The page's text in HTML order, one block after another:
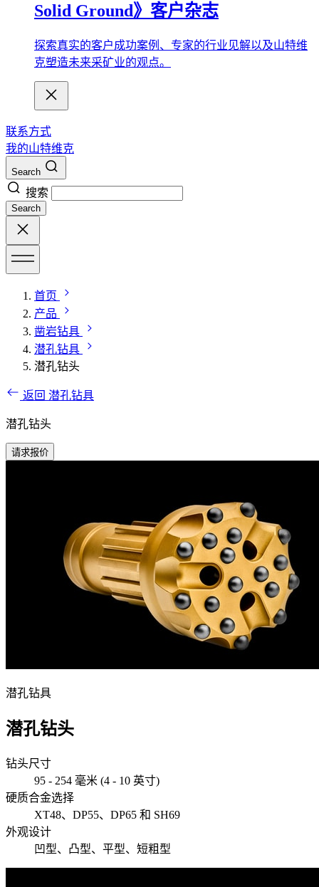
Solid Ground》客户杂志
探索真实的客户成功案例、专家的行业见解以及山特维
克塑造未来采矿业的观点。
联系方式
我的山特维克
Search
搜索
Search
首页
产品
凿岩钻具
潜孔钻具
潜孔钻头
返回 潜孔钻具
潜孔钻头
请求报价
潜孔钻具
潜孔钻头
钻头尺寸
95 - 254 毫米 (4 - 10 英寸)
硬质合金选择
XT48、DP55、DP65 和 SH69
外观设计
凹型、凸型、平型、短粗型